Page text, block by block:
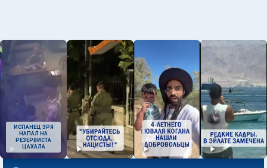
ИСПАНЕЦ ЗРЯ
НАПАЛ НА
РЕЗЕРВИСТА
ЦАХАЛА